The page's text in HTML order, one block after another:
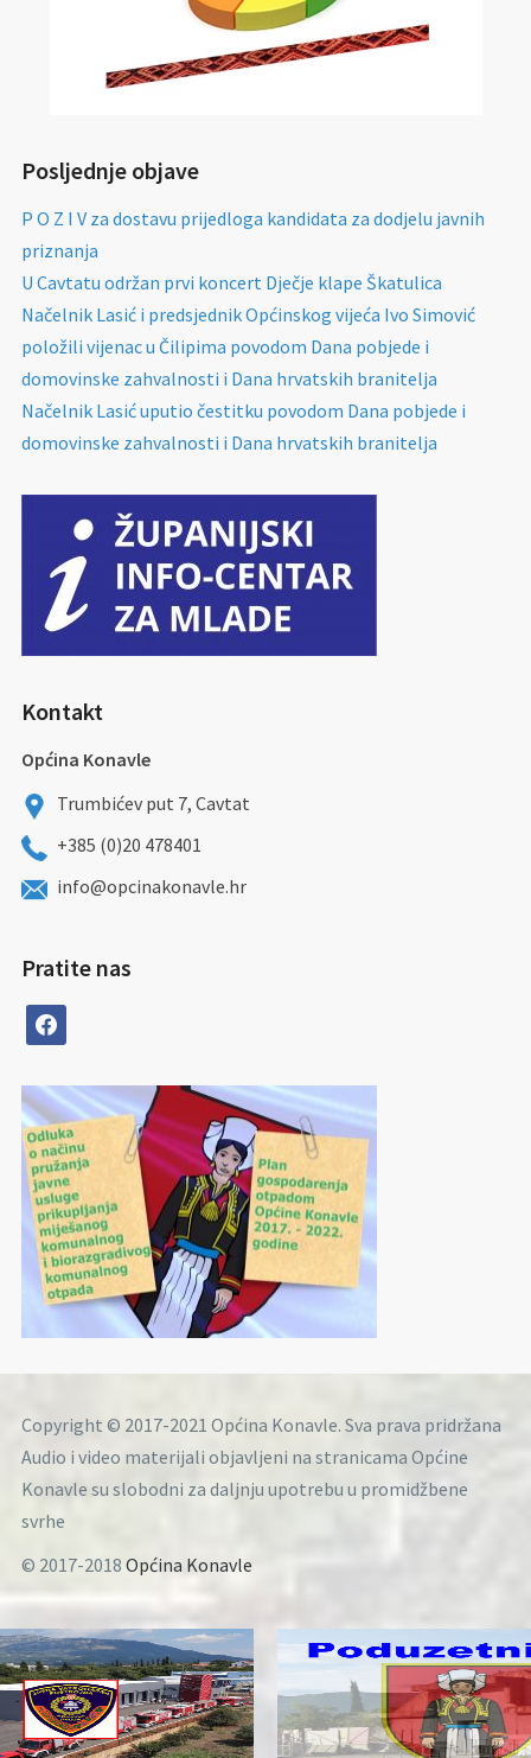
Posljednje objave
P O Z I V za dostavu prijedloga kandidata za dodjelu javnih
priznanja
U Cavtatu održan prvi koncert Dječje klape Škatulica
Načelnik Lasić i predsjednik Općinskog vijeća Ivo Simović
položili vijenac u Čilipima povodom Dana pobjede i
domovinske zahvalnosti i Dana hrvatskih branitelja
Načelnik Lasić uputio čestitku povodom Dana pobjede i
domovinske zahvalnosti i Dana hrvatskih branitelja
Kontakt
Općina Konavle
Trumbićev put 7, Cavtat
+385 (0)20 478401
info@opcinakonavle.hr
Pratite nas
facebook
Copyright © 2017-2021 Općina Konavle. Sva prava pridržana
Audio i video materijali objavljeni na stranicama Općine
Konavle su slobodni za daljnju upotrebu u promidžbene
svrhe
© 2017-2018 Općina Konavle